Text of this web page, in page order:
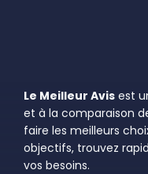
Le Meilleur Avis est
et à la comparaison
faire les meilleurs
objectifs, trouvez
vos besoins.